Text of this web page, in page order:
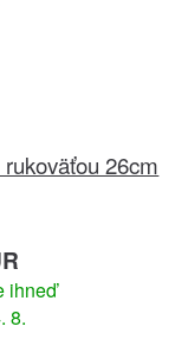
26cm
ihneď
8.